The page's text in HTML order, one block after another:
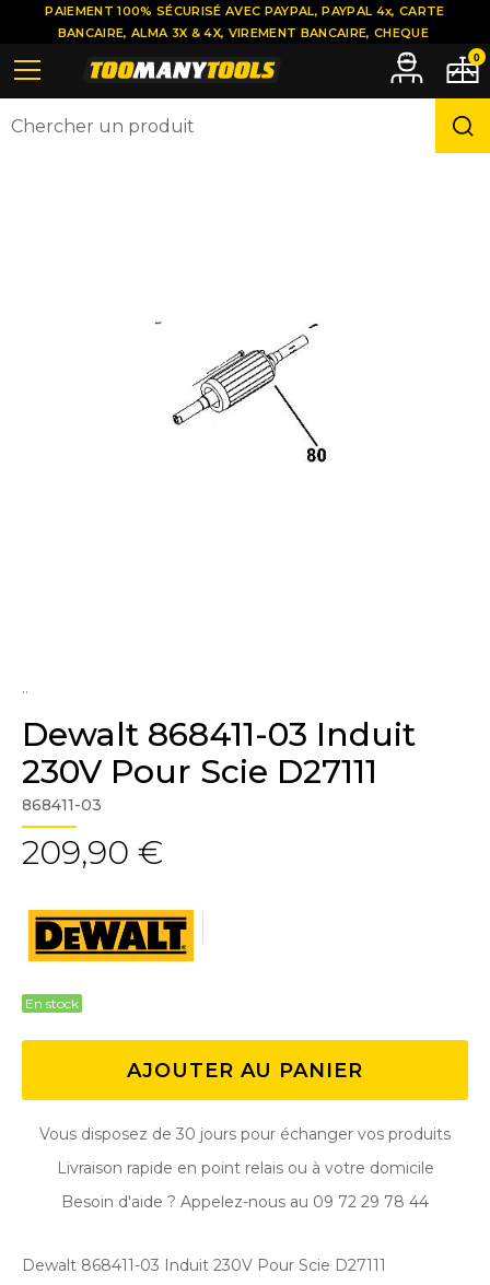
..
Dewalt 868411-03 Induit
230V Pour Scie D27111
868411-03
209,90 €
En stock
AJOUTER AU PANIER
Vous disposez de 30 jours pour échanger vos produits
Livraison rapide en point relais ou à votre domicile
Besoin d'aide ? Appelez-nous au 09 72 29 78 44
Dewalt 868411-03 Induit 230V Pour Scie D27111
PAIEMENT 100% SÉCURISÉ AVEC PAYPAL, PAYPAL 4x, CARTE
BANCAIRE, ALMA 3X & 4X, VIREMENT BANCAIRE, CHEQUE
0